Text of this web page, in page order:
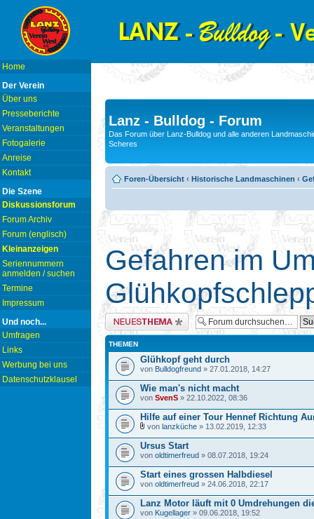
Home
Der Verein
Über uns
Presseberichte
Veranstaltungen
Fotogalerie
Anreise
Kontakt
Die Szene
Diskussionsforum
Forum Archiv
Forum (englisch)
Kleinanzeigen
Seriennummern
anmelden / suchen
Termine
Impressum
Und noch...
Umfragen
Links
Werbung bei uns
Datenschutzklausel
Lanz - Bulldog - Forum
Das Forum über Lanz-Bulldog und alle anderen
Scheres
Foren-Übersicht ‹ Historische Landmaschinen ‹
Gefahren im
Neues Thema erstellen
THEMEN
Glühkopf geht durch
von Bulldogfreund » 27.01.2018, 14:27
Wie man's nicht macht
von SvenS » 22.10.2022, 08:36
Hilfe auf einer Tour Hennef Richtung
von lanzküche » 13.02.2019, 12:33
Ursus Start
von oldtimerfreud » 08.07.2018, 19:24
Start eines grossen Halbdiesel
von oldtimerfreud » 24.06.2018, 22:17
Lanz Motor läuft mit 0 Umdrehungen
von Kugellager » 09.06.2018, 19:52